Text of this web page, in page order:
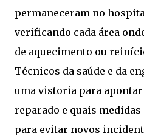
permaneceram no
verificando cada área
de aquecimento ou
Técnicos da saúde e da
uma vistoria para
reparado e quais medidas
para evitar novos